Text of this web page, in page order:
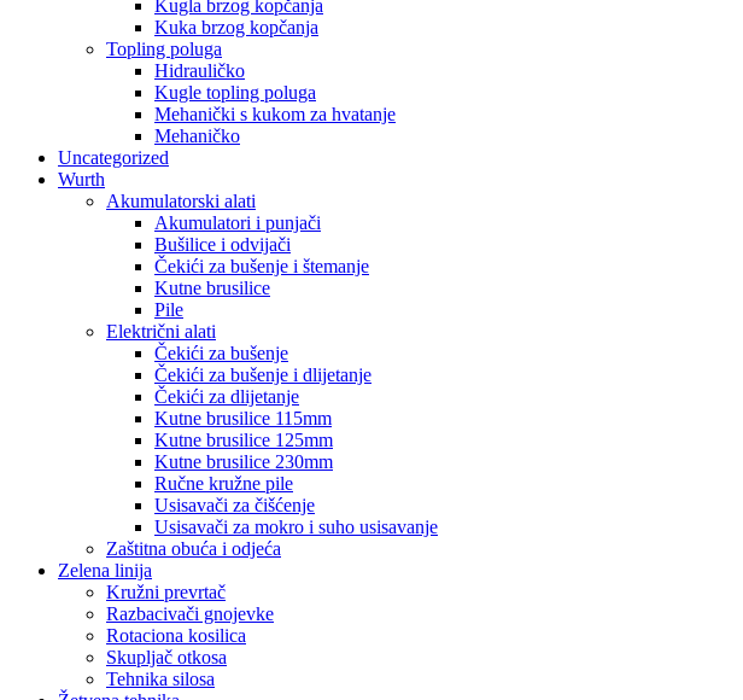
Kugla brzog kopčanja
Kuka brzog kopčanja
Topling poluga
Hidrauličko
Kugle topling poluga
Mehanički s kukom za hvatanje
Mehaničko
Uncategorized
Wurth
Akumulatorski alati
Akumulatori i punjači
Bušilice i odvijači
Čekići za bušenje i štemanje
Kutne brusilice
Pile
Električni alati
Čekići za bušenje
Čekići za bušenje i dlijetanje
Čekići za dlijetanje
Kutne brusilice 115mm
Kutne brusilice 125mm
Kutne brusilice 230mm
Ručne kružne pile
Usisavači za čišćenje
Usisavači za mokro i suho usisavanje
Zaštitna obuća i odjeća
Zelena linija
Kružni prevrtač
Razbacivači gnojevke
Rotaciona kosilica
Skupljač otkosa
Tehnika silosa